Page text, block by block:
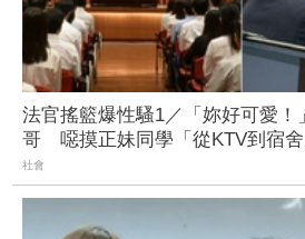
法官搖籃爆性騷1／「妳好可愛！
哥 噁摸正妹同學「從KTV到宿舍
社會